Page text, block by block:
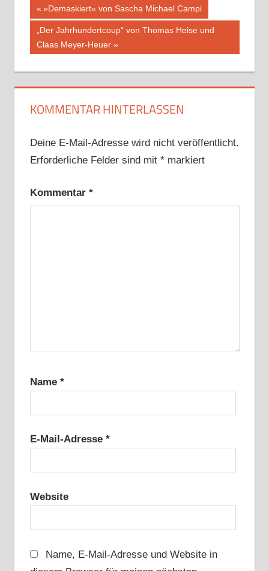
Beitragsnavigation
Vorheriger
Beitrag:
»Demaskiert« von Sascha Michael Campi
Nächster
Beitrag:
„Der Jahrhundertcoup“ von Thomas Heise und
Claas Meyer-Heuer
KOMMENTAR HINTERLASSEN
Deine E-Mail-Adresse wird nicht veröffentlicht.
Erforderliche Felder sind mit *markiert
Kommentar *
Name *
E-Mail-Adresse *
Website
Name, E-Mail-Adresse und Website in